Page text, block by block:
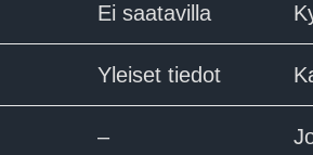
Ei saatavilla
Yleiset tiedot
–